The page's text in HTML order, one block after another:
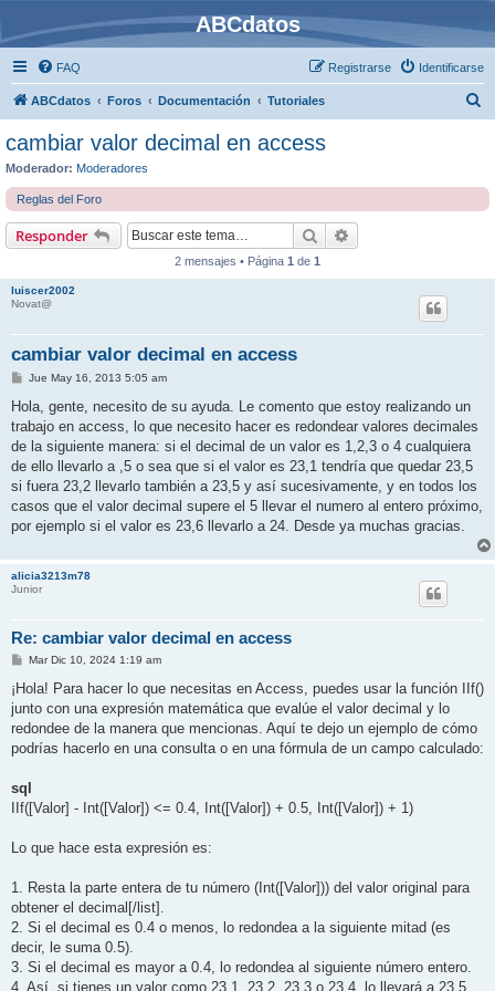
ABCdatos
FAQ Identificarse
Registrarse
ABCdatos Foros Documentación Tutoriales
a
cambiar valor decimal en access
Moderador: Moderadores
Reglas del Foro
Responder Buscar
2 mensajes • Página 1 de 1
luiscer2002
Novat@
cambiar valor decimal en access
M
n
a
j
Jue May 16, 2013 5:05 am
Hola, gente, necesito de su ayuda. Le comento que estoy realizando un
trabajo en access, lo que necesito hacer es redondear valores decimales
de la siguiente manera: si el decimal de un valor es 1,2,3 o 4 cualquiera
de ello llevarlo a ,5 o sea que si el valor es 23,1 tendría que quedar 23,5
si fuera 23,2 llevarlo también a 23,5 y así sucesivamente, y en todos los
casos que el valor decimal supere el 5 llevar el numero al entero próximo,
por ejemplo si el valor es 23,6 llevarlo a 24. Desde ya muchas gracias.
alicia3213m78
Junior
Re: cambiar valor decimal en access
M
n
a
j
Mar Dic 10, 2024 1:19 am
¡Hola! Para hacer lo que necesitas en Access, puedes usar la función IIf()
junto con una expresión matemática que evalúe el valor decimal y lo
redondee de la manera que mencionas. Aquí te dejo un ejemplo de cómo
podrías hacerlo en una consulta o en una fórmula de un campo calculado:
sql
IIf([Valor] - Int([Valor]) <= 0.4, Int([Valor]) + 0.5, Int([Valor]) + 1)
Lo que hace esta expresión es:
1. Resta la parte entera de tu número (Int([Valor])) del valor original para
obtener el decimal[/list].
2. Si el decimal es 0.4 o menos, lo redondea a la siguiente mitad (es
decir, le suma 0.5).
3. Si el decimal es mayor a 0.4, lo redondea al siguiente número entero.
4. Así, si tienes un valor como 23.1, 23.2, 23.3 o 23.4, lo llevará a 23.5.